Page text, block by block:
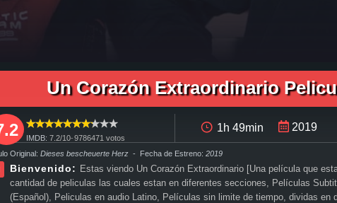
Corazón Extraordinario español, trailer en español Un Corazón Extraordinario, Un Corazón Extraordinario trailer español latino, Un Corazón Extraordinario descargar torrent gratis, descargar
descargar Un Corazón Extraordinario pelicula completa gratis, Un Corazón Extraordinario descargar pelicula completa gratis, Un Corazón Extraordinario descargar pelicula completa hd, descargar
online megavideo, ver pelicula Un Corazón Extraordinario online gratis, ver online Un Corazón Extraordinario, Un Corazón Extraordinario online ver pelicula, ver estreno Un Corazón
Subtitulado,
Un Corazón Extraordinario
IMDB: 7.2/10-9786471 votos
1h 49min 2019
Original:Dieses bescheuerte Herz - Fecha de Estreno:2019
Bienvenido: Estas viendo Un Corazón Extraordinario [Una película que
cantidad de peliculas las cuales estan en diferentes secciones, Películas
(Español), Peliculas en audio Latino, Películas sin limite de tiempo, dividas en